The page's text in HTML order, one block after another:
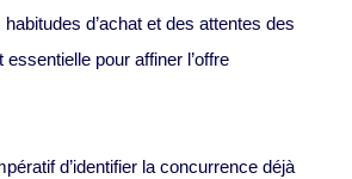
d’achat et des attentes des
pour affiner l’offre
d’identifier la concurrence déjà